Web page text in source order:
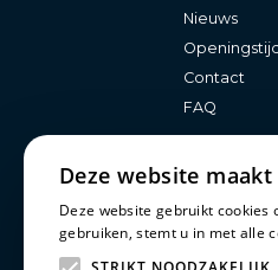
Nieuws
Contact
FAQ
Deze website
Deze website gebruikt
gebruiken, stemt u in met alle